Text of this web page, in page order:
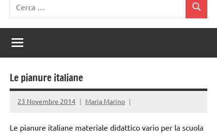
per:
Cerca
Le pianure italiane
23 Novembre 2014 Maria Marino
Le pianure italiane materiale didattico vario per la scuola